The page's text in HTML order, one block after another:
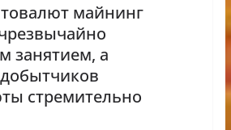
майнинг
занятием, а
стремительно